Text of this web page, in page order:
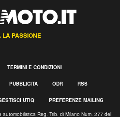
LA PASSIONE
TERMINI E CONDIZIONI
PUBBLICITÀ ODR RSS
UTIQ PREFERENZE MAILING
Reg. Trib. di Milano Num. 277 del